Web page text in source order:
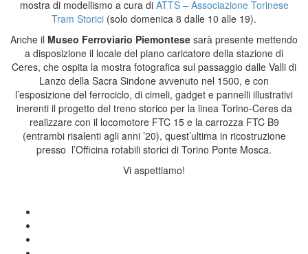
mostra di modellismo a cura di ATTS – Associazione Torinese
Tram Storici (solo domenica 8 dalle 10 alle 19).
Anche il Museo Ferroviario Piemontese sarà presente mettendo
a disposizione il locale del piano caricatore della stazione di
Ceres, che ospita la mostra fotografica sul passaggio dalle Valli di
Lanzo della Sacra Sindone avvenuto nel 1500, e con
l’esposizione del ferrociclo, di cimeli, gadget e pannelli illustrativi
inerenti il progetto del treno storico per la linea Torino-Ceres da
realizzare con il locomotore FTC 15 e la carrozza FTC B9
(entrambi risalenti agli anni ’20), quest’ultima in ricostruzione
presso l’Officina rotabili storici di Torino Ponte Mosca.
Vi aspettiamo!